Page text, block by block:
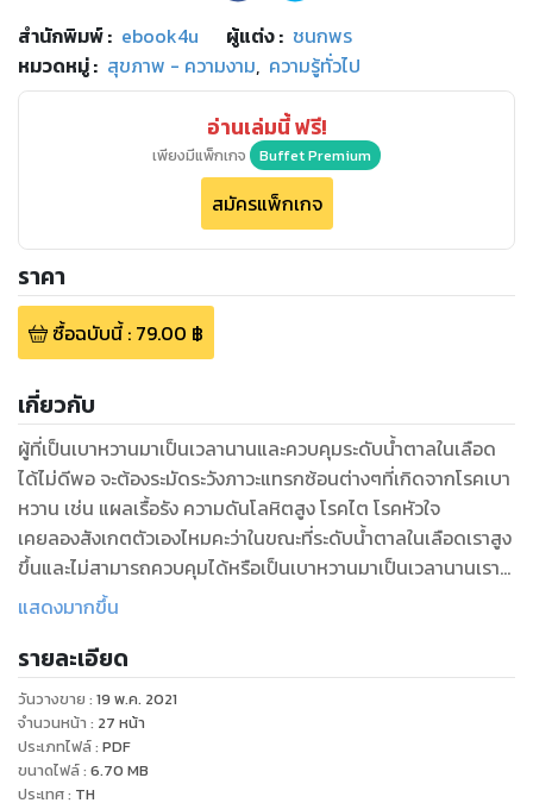
สำนักพิมพ์: ebook4u ผู้แต่ง : ชนกพร
หมวดหมู่: สุขภาพ - ความงาม, ความรู้ทั่วไป
อ่านเล่มนี้ ฟรี!
เพียงมีแพ็กเกจ Buffet Premium
สมัครแพ็กเกจ
ราคา
ซื้อฉบับนี้: 79.00 ฿
เกี่ยวกับ
ผู้ที่เป็นเบาหวานมาเป็นเวลานานและควบคุมระดับน้ำตาลในเลือด
ได้ไม่ดีพอ จะต้องระมัดระวังภาวะแทรกซ้อนต่างๆที่เกิดจากโรคเบา
หวาน เช่น แผลเรื้อรัง ความดันโลหิตสูง โรคไต โรคหัวใจ
เคยลองสังเกตตัวเองไหมคะว่าในขณะที่ระดับน้ำตาลในเลือดเราสูง
ขึ้นและไม่สามารถควบคุมได้หรือเป็นเบาหวานมาเป็นเวลานานเรา
จะเริ่มมีอาการตามัวมองเห็นภาพไม่ชัดเหมือนคนสายตาสั้น ไปตัด
แทรกซ้อนจากความผิดปกติของหลอดเลือดที่ไปเลี้ยงบริเวณจอ
ตา ทำให้เกิดภาวะจอตาเสื่อมได้ จะทำให้การมองเห็นลดลงและหาก
ปล่อยทิ้งเป็นเวลานานอาจทำให้ตาบอดได้ แต่แท้จริงแล้วผู้ป่วยเบา
หวานสามารถดูแลตนเองและป้องกันการเกิดภาวะแทรกซ้อนนี้ได้
ค่ะ เรามาทำความรู้จักกับจอตาเสื่อมเนื่องจากระดับน้ำตาลในเลือด
แสดงมากขึ้น
รายละเอียด
วันวางขาย : 19 พ.ค. 2021
จำนวนหน้า : 27 หน้า
ประเภทไฟล์: PDF
ขนาดไฟล์: 6.70 MB
ประเทศ: TH